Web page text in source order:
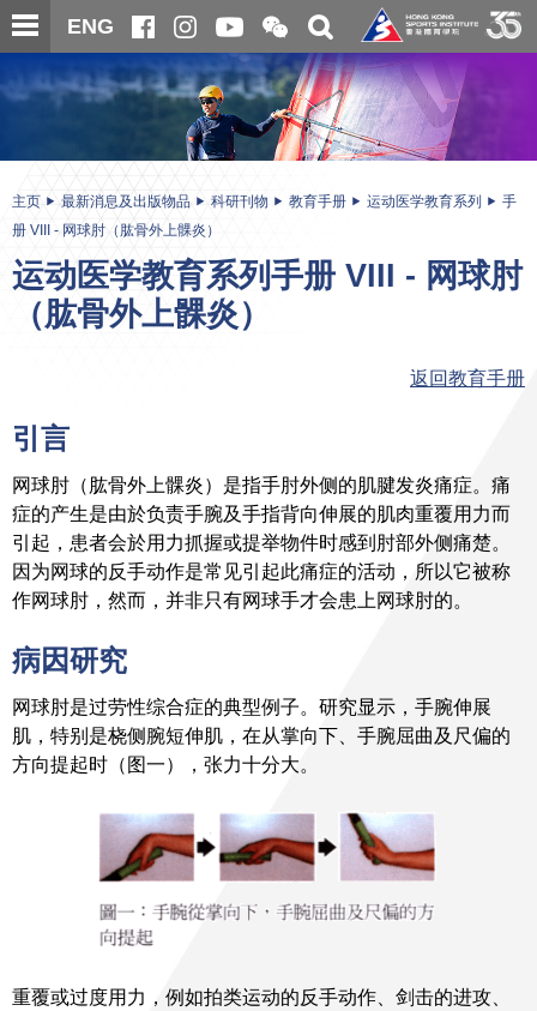
跳
至
内
ENG
开
合
微
信
二
维
码
关
搜
寻
内
主页 最新消息及出版物品 科研刊物 教育手册 运动医学教育系列
手
册 VIII - 网球肘（肱骨外上髁炎）
运动医学教育系列手册 VIII - 网球肘
（肱骨外上髁炎）
返回教育手册
引言
网球肘（肱骨外上髁炎）是指手肘外侧的肌腱发炎痛症。痛
症的产生是由於负责手腕及手指背向伸展的肌肉重覆用力而
引起，患者会於用力抓握或提举物件时感到肘部外侧痛楚。
因为网球的反手动作是常见引起此痛症的活动，所以它被称
作网球肘，然而，并非只有网球手才会患上网球肘的。
病因研究
网球肘是过劳性综合症的典型例子。研究显示，手腕伸展
肌，特别是桡侧腕短伸肌，在从掌向下、手腕屈曲及尺偏的
方向提起时（图一），张力十分大。
重覆或过度用力，例如拍类运动的反手动作、剑击的进攻、